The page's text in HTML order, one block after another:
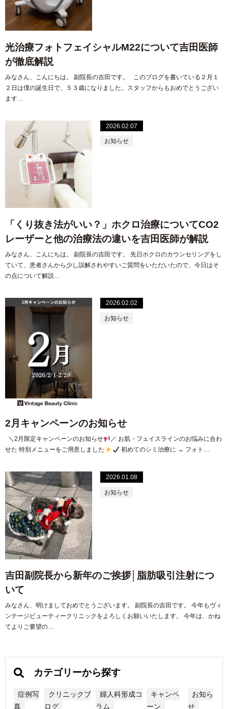
光治療フォトフェイシャルM22について吉田医師
が徹底解説
みなさん、こんにちは。 副院長の吉田です。 このブログを書いている２月１
２日は僕の誕生日で、５３歳になりました。スタッフからもおめでとうござい
ます…
2026.02.07
お知らせ
「くり抜き法がいい？」ホクロ治療についてCO2
レーザーと他の治療法の違いを吉田医師が解説
みなさん、こんにちは。 副院長の吉田です。 先日ホクロのカウンセリングをし
ていて、患者さんから少し誤解されやすいご質問をいただいたので、今日はそ
の点について解説…
2026.02.02
お知らせ
2月キャンペーンのお知らせ
＼2月限定キャンペーンのお知らせ
／ お肌・フェイスラインのお悩みに合わ
せた 特別メニューをご用意しました
初めてのシミ治療に → フォト…
2026.01.08
お知らせ
吉田副院長から新年のご挨拶│脂肪吸引注射につ
いて
みなさん、明けましておめでとうございます。 副院長の吉田です。 今年もヴィ
ンテージビューティークリニックをよろしくお願いいたします。 今年は、かね
てよりご要望の…
カテゴリーから探す
症例写
真
クリニックブ
ログ
婦人科形成コ
ラム
キャンペ
ーン
お知ら
せ